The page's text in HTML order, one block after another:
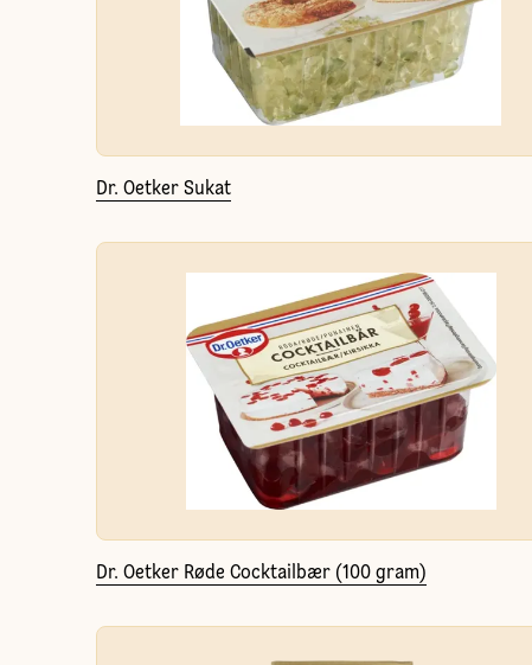
Dr. Oetker Sukat
Dr. Oetker Røde Cocktailbær (100 gram)